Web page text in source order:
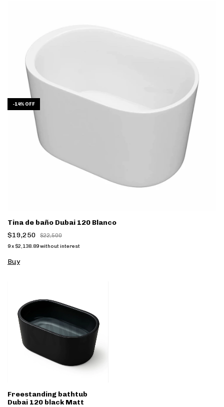
-14% OFF
Tina de baño Dubai 120 Blanco
$19,250
$22,500
9x $2,138.89without interest
Buy
Freestanding bathtub
Dubai 120 black Matt